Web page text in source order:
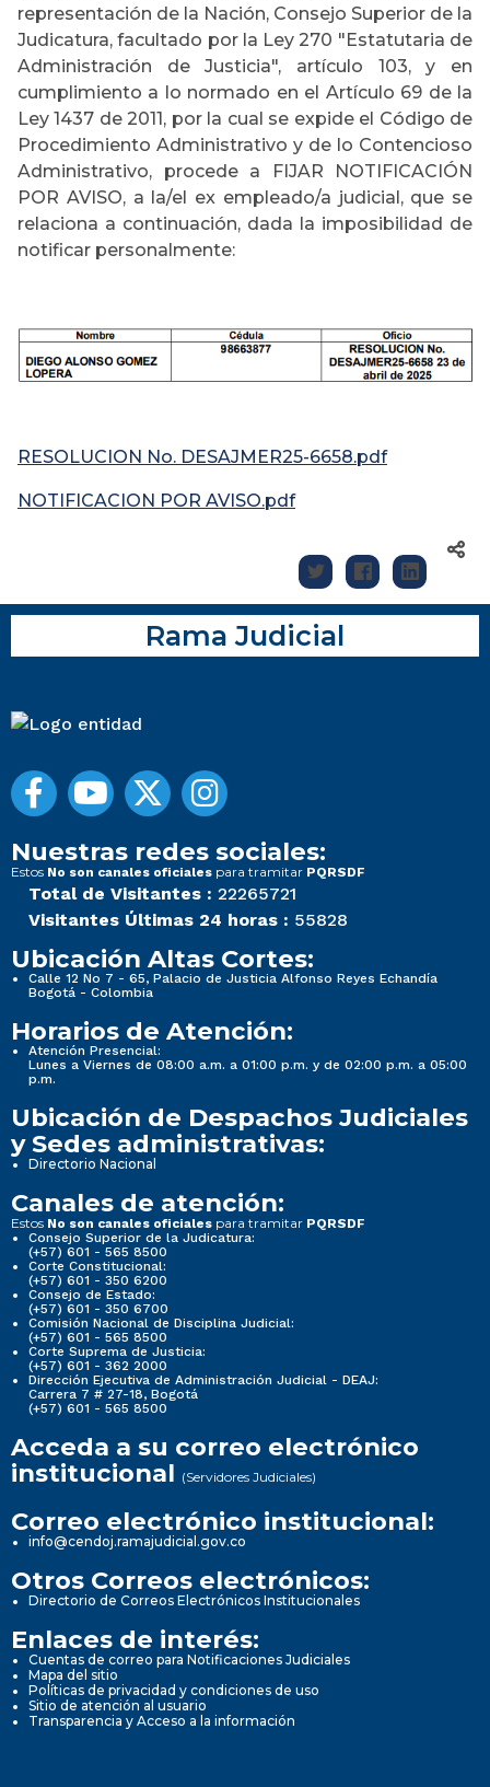
representación de la Nación, Consejo Superior de la
Judicatura, facultado por la Ley 270 "Estatutaria de
Administración de Justicia", artículo 103, y en
cumplimiento a lo normado en el Artículo 69 de la
Ley 1437 de 2011, por la cual se expide el Código de
Procedimiento Administrativo y de lo Contencioso
Administrativo, procede a FIJAR NOTIFICACIÓN
POR AVISO, a la/el ex empleado/a judicial, que se
relaciona a continuación, dada la imposibilidad de
notificar personalmente:
RESOLUCION No. DESAJMER25-6658.pdf
NOTIFICACION POR AVISO.pdf
Rama Judicial
Nuestras redes sociales:
Estos No son canales oficiales para tramitar PQRSDF
Total de Visitantes : 22265721
Visitantes Últimas 24 horas : 55828
Ubicación Altas Cortes:
Calle 12 No 7 - 65, Palacio de Justicia Alfonso Reyes Echandía
Bogotá - Colombia
Horarios de Atención:
Atención Presencial:
Lunes a Viernes de 08:00 a.m. a 01:00 p.m. y de 02:00 p.m. a 05:00
p.m.
Ubicación de Despachos Judiciales
y Sedes administrativas:
Directorio Nacional
Canales de atención:
Estos No son canales oficiales para tramitar PQRSDF
Consejo Superior de la Judicatura:
(+57) 601 - 565 8500
Corte Constitucional:
(+57) 601 - 350 6200
Consejo de Estado:
(+57) 601 - 350 6700
Comisión Nacional de Disciplina Judicial:
(+57) 601 - 565 8500
Corte Suprema de Justicia:
(+57) 601 - 362 2000
Dirección Ejecutiva de Administración Judicial - DEAJ:
Carrera 7 # 27-18, Bogotá
(+57) 601 - 565 8500
Acceda a su correo electrónico
institucional (Servidores Judiciales)
Correo electrónico institucional:
info@cendoj.ramajudicial.gov.co
Otros Correos electrónicos:
Directorio de Correos Electrónicos Institucionales
Enlaces de interés:
Cuentas de correo para Notificaciones Judiciales
Mapa del sitio
Políticas de privacidad y condiciones de uso
Sitio de atención al usuario
Transparencia y Acceso a la información